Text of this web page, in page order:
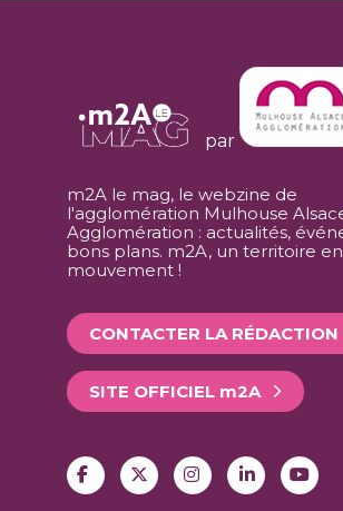
par
m2A le mag, le webzine de
l'agglomération Mulhouse
Agglomération : actualités,
bons plans. m2A, un territoire en
mouvement !
CONTACTER LA RÉDACTION
SITE OFFICIEL m2A